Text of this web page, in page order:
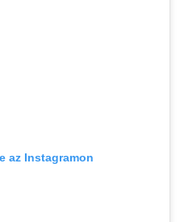
az Instagramon